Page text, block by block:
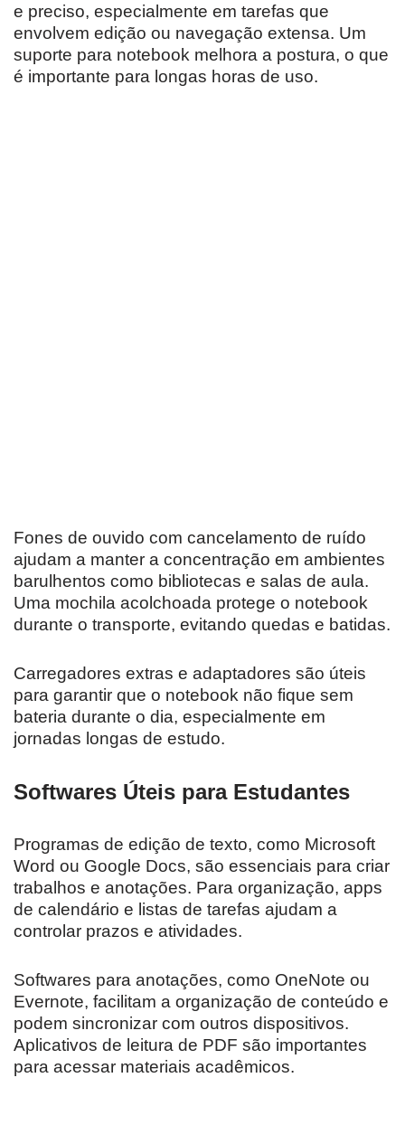
e preciso, especialmente em tarefas que
envolvem edição ou navegação extensa. Um
suporte para notebook melhora a postura, o que
é importante para longas horas de uso.
Fones de ouvido com cancelamento de ruído
ajudam a manter a concentração em ambientes
barulhentos como bibliotecas e salas de aula.
Uma mochila acolchoada protege o notebook
durante o transporte, evitando quedas e batidas.
Carregadores extras e adaptadores são úteis
para garantir que o notebook não fique sem
bateria durante o dia, especialmente em
jornadas longas de estudo.
Softwares Úteis para Estudantes
Programas de edição de texto, como Microsoft
Word ou Google Docs, são essenciais para criar
trabalhos e anotações. Para organização, apps
de calendário e listas de tarefas ajudam a
controlar prazos e atividades.
Softwares para anotações, como OneNote ou
Evernote, facilitam a organização de conteúdo e
podem sincronizar com outros dispositivos.
Aplicativos de leitura de PDF são importantes
para acessar materiais acadêmicos.